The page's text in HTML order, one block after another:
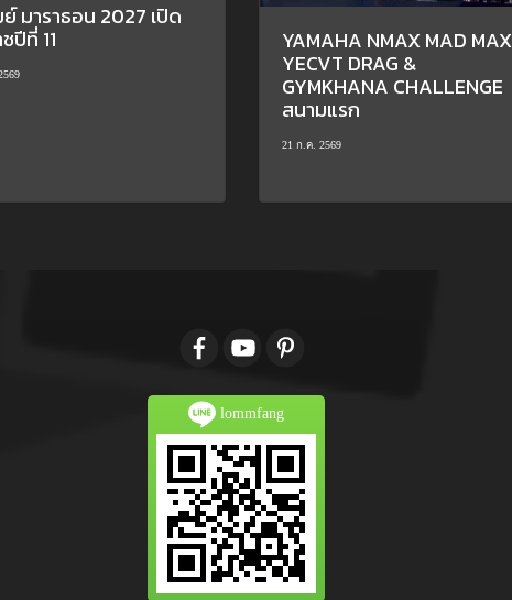
มาราธอน 2027 เปิด
ปีที่ 11 YAMAHA NMAX MAD MAX
YECVT DRAG &
GYMKHANA CHALLENGE
สนามแรก
21 ก.ค. 2569
lommfang